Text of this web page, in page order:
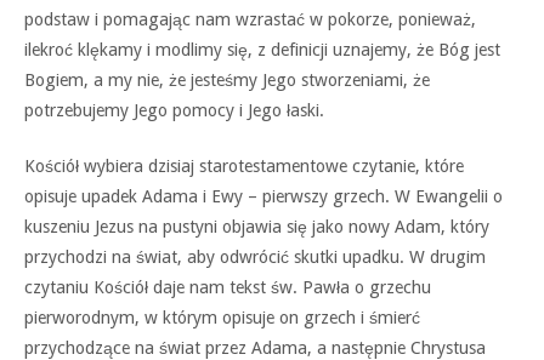
podstaw i pomagając nam wzrastać w pokorze, ponieważ,
ilekroć klękamy i modlimy się, z definicji uznajemy, że Bóg jest
Bogiem, a my nie, że jesteśmy Jego stworzeniami, że
potrzebujemy Jego pomocy i Jego łaski.
Kościół wybiera dzisiaj starotestamentowe czytanie, które
opisuje upadek Adama i Ewy – pierwszy grzech. W Ewangelii o
kuszeniu Jezus na pustyni objawia się jako nowy Adam, który
przychodzi na świat, aby odwrócić skutki upadku. W drugim
czytaniu Kościół daje nam tekst św. Pawła o grzechu
pierworodnym, w którym opisuje on grzech i śmierć
przychodzące na świat przez Adama, a następnie Chrystusa